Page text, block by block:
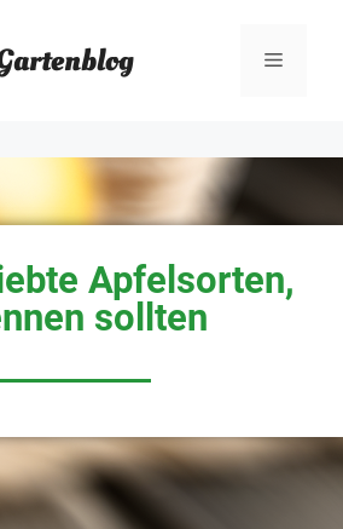
Apfelsorten,
sollten